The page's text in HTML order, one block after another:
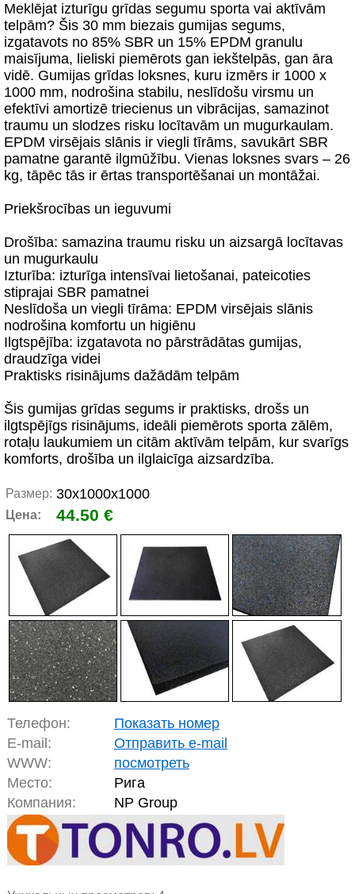
Meklējat izturīgu grīdas segumu sporta vai aktīvām
telpām? Šis 30 mm biezais gumijas segums,
izgatavots no 85% SBR un 15% EPDM granulu
maisījuma, lieliski piemērots gan iekštelpās, gan āra
vidē. Gumijas grīdas loksnes, kuru izmērs ir 1000 x
1000 mm, nodrošina stabilu, neslīdošu virsmu un
efektīvi amortizē triecienus un vibrācijas, samazinot
traumu un slodzes risku locītavām un mugurkaulam.
EPDM virsējais slānis ir viegli tīrāms, savukārt SBR
pamatne garantē ilgmūžību. Vienas loksnes svars – 26
kg, tāpēc tās ir ērtas transportēšanai un montāžai.
Priekšrocības un ieguvumi
Drošība: samazina traumu risku un aizsargā locītavas
un mugurkaulu
Izturība: izturīga intensīvai lietošanai, pateicoties
stiprajai SBR pamatnei
Neslīdoša un viegli tīrāma: EPDM virsējais slānis
nodrošina komfortu un higiēnu
Ilgtspējība: izgatavota no pārstrādātas gumijas,
draudzīga videi
Praktisks risinājums dažādām telpām
Šis gumijas grīdas segums ir praktisks, drošs un
ilgtspējīgs risinājums, ideāli piemērots sporta zālēm,
rotaļu laukumiem un citām aktīvām telpām, kur svarīgs
komforts, drošība un ilglaicīga aizsardzība.
Размер: 30x1000x1000
Цена: 44.50 €
Телефон:
Показать номер
E-mail:
Отправить e-mail
WWW:
посмотреть
Место:
Рига
Компания:
NP Group